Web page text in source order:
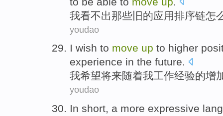
我看不出那些 旧的应用排序链怎
youdao
I wish to move up to higher
experience in the future.
我希望将来随着我工作经验的增
youdao
In short, a more expressive